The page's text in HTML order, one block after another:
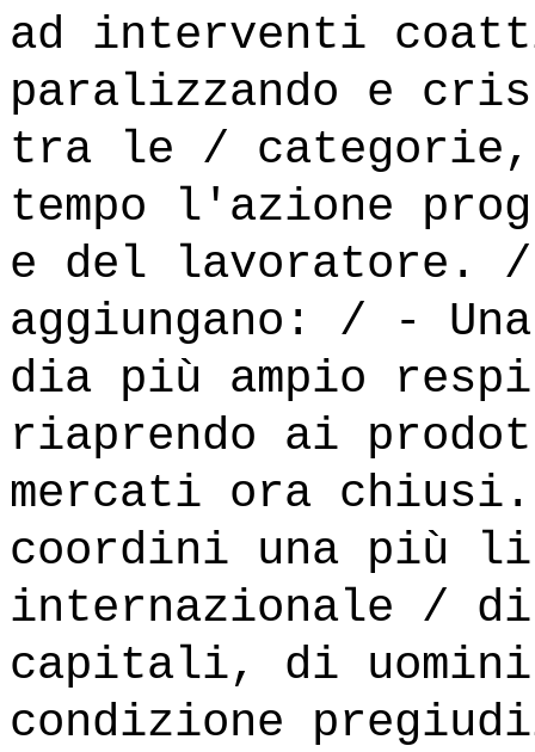
ad interventi
paralizzando e
tra le / categorie,
tempo l'azione
e del lavoratore.
aggiungano: / -
dia più ampio
riaprendo ai
mercati ora
coordini una più
internazionale /
capitali, di
condizione